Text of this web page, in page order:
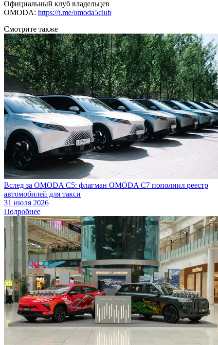
Официальный клуб владельцев
OMODA: https://t.me/omoda5club
Смотрите также
Вслед за OMODA C5: флагман OMODA C7 пополнил реестр
автомобилей для такси
31 июля 2026
Подробнее